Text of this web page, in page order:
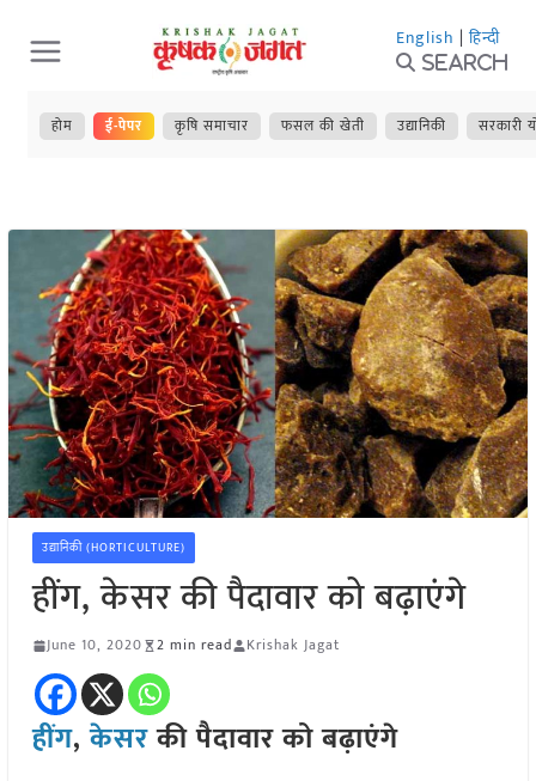
Skip
to
content
English | हिन्दी
Search
होम ई-पेपर कृषि समाचार फसल की खेती उद्यानिकी सरकारी
उद्यानिकी (HORTICULTURE)
हींग, केसर की पैदावार को बढ़ाएंगे
June 10, 2020 2 min read Krishak Jagat
हींग,केसरकी पैदावार को बढ़ाएंगे